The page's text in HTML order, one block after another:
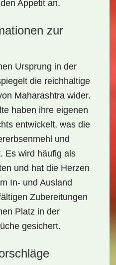
Appetit an.
zur
Ursprung in der
die reichhaltige
Maharashtra wider.
haben ihre eigenen
entwickelt, was die
und
Es wird häufig als
und hat die Herzen
In- und Ausland
Zubereitungen
Platz in der
gesichert.